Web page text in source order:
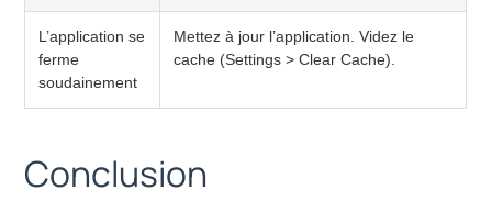
L’application se
ferme
soudainement
Mettez à jour l’application. Videz le
cache (Settings > Clear Cache).
Conclusion